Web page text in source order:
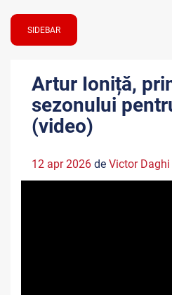
SIDEBAR
Artur Ioniță,
sezonului
(video)
12 apr 2026 de Victor Daghi